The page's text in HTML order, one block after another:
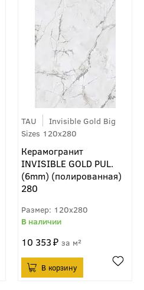
TAU
Invisible Gold Big
Sizes 120x280
Керамогранит
INVISIBLE GOLD PUL.
(6mm) (полированная)
280
120x280
10 353 м²